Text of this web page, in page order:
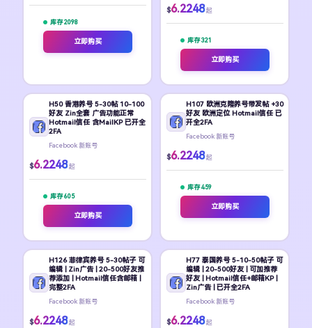
库存 2098
立即购买
$6.2248 起
库存 321
立即购买
H50 香港养号 5-30帖 10-100
好友 Zin全套 广告功能正常
Hotmail信任 含MailKP 已开全
2FA
Facebook 新账号
$6.2248 起
库存 605
立即购买
H107 欧洲克隆养号带发帖 +30
好友 欧洲定位 Hotmail信任 已
开全2FA
Facebook 新账号
$6.2248 起
库存 459
立即购买
H126 菲律宾养号 5-30帖子 可
编辑 | Zin广告 | 20-500好友推
荐添加 | Hotmail信任含邮箱 |
完整2FA
Facebook 新账号
$6.2248 起
H77 泰国养号 5-10-50帖子 可
编辑 | 20-500好友 | 可加推荐
好友 | Hotmail信任+邮箱KP |
Zin广告 | 已开全2FA
Facebook 新账号
$6.2248 起